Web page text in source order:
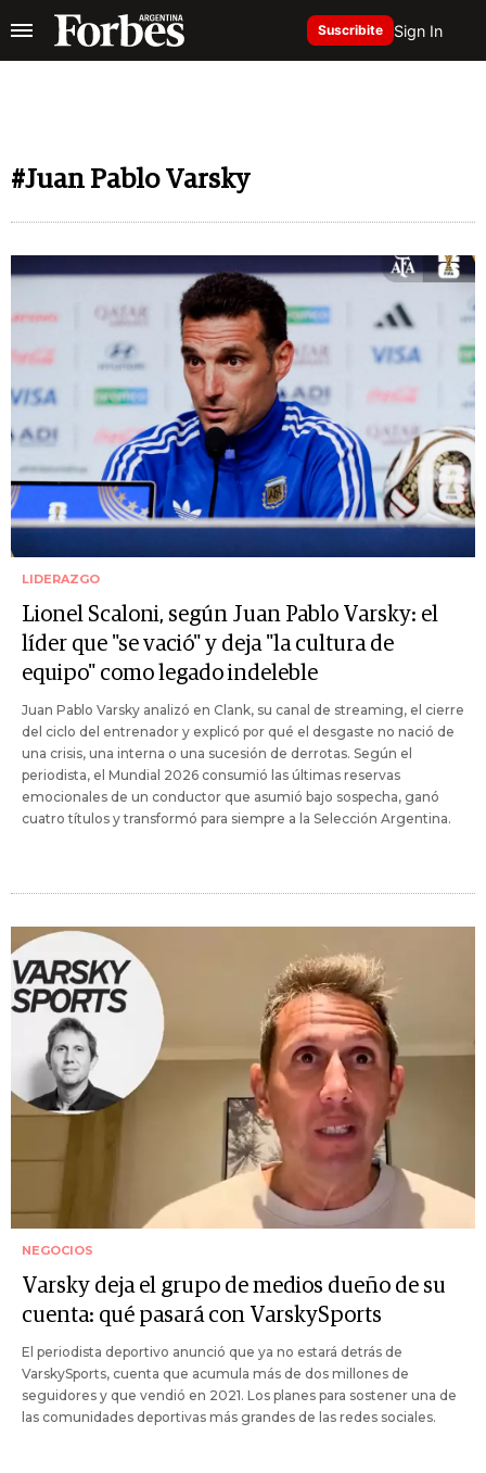
Suscribite Sign In
#Juan Pablo Varsky
LIDERAZGO
Lionel Scaloni, según Juan Pablo Varsky: el
líder que "se vació" y deja "la cultura de
equipo" como legado indeleble
Juan Pablo Varsky analizó en Clank, su canal de streaming, el cierre
del ciclo del entrenador y explicó por qué el desgaste no nació de
una crisis, una interna o una sucesión de derrotas. Según el
periodista, el Mundial 2026 consumió las últimas reservas
emocionales de un conductor que asumió bajo sospecha, ganó
cuatro títulos y transformó para siempre a la Selección Argentina.
NEGOCIOS
Varsky deja el grupo de medios dueño de su
cuenta: qué pasará con VarskySports
El periodista deportivo anunció que ya no estará detrás de
VarskySports, cuenta que acumula más de dos millones de
seguidores y que vendió en 2021. Los planes para sostener una de
las comunidades deportivas más grandes de las redes sociales.